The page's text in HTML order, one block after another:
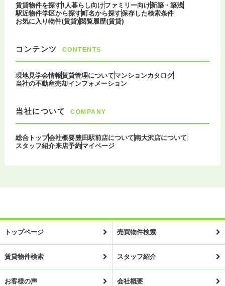
賃貸物件を探す1人暮らし向けファミリー向け新築・築浅
駅近物件学区から探す町名から探す保存した検索条件
お気に入り物件(賃貸)閲覧履歴(賃貸)
コンテンツ CONTENTS
現地見学会情報賃貸管理についてマンションカタログ
当社の不動産売却インフォメーション
当社について COMPANY
総合トップ会社概要豊田駅前店について南大沢店について
スタッフ紹介来店予約マイページ
トップページ 売買物件検索
賃貸物件検索 スタッフ紹介
お客様の声 会社概要